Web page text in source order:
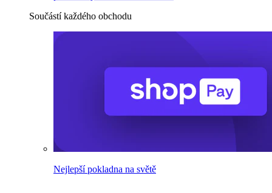
Součástí každého obchodu
Nejlepší pokladna na světě